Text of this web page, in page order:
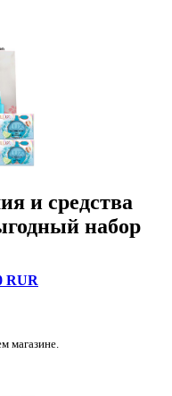
и средства
набор
RUR
магазине.